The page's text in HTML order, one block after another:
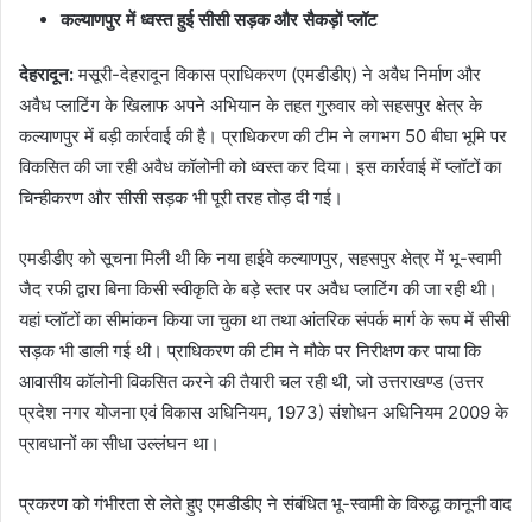
कल्याणपुर में ध्वस्त हुई सीसी सड़क और सैकड़ों प्लॉट
देहरादून:मसूरी-देहरादून विकास प्राधिकरण (एमडीडीए) ने अवैध निर्माण और
अवैध प्लाटिंग के खिलाफ अपने अभियान के तहत गुरुवार को सहसपुर क्षेत्र के
कल्याणपुर में बड़ी कार्रवाई की है। प्राधिकरण की टीम ने लगभग 50 बीघा भूमि पर
विकसित की जा रही अवैध कॉलोनी को ध्वस्त कर दिया। इस कार्रवाई में प्लॉटों का
चिन्हीकरण और सीसी सड़क भी पूरी तरह तोड़ दी गई।
एमडीडीए को सूचना मिली थी कि नया हाईवे कल्याणपुर, सहसपुर क्षेत्र में भू-स्वामी
जैद रफी द्वारा बिना किसी स्वीकृति के बड़े स्तर पर अवैध प्लाटिंग की जा रही थी।
यहां प्लॉटों का सीमांकन किया जा चुका था तथा आंतरिक संपर्क मार्ग के रूप में सीसी
सड़क भी डाली गई थी। प्राधिकरण की टीम ने मौके पर निरीक्षण कर पाया कि
आवासीय कॉलोनी विकसित करने की तैयारी चल रही थी, जो उत्तराखण्ड (उत्तर
प्रदेश नगर योजना एवं विकास अधिनियम, 1973) संशोधन अधिनियम 2009 के
प्रावधानों का सीधा उल्लंघन था।
प्रकरण को गंभीरता से लेते हुए एमडीडीए ने संबंधित भू-स्वामी के विरुद्ध कानूनी वाद